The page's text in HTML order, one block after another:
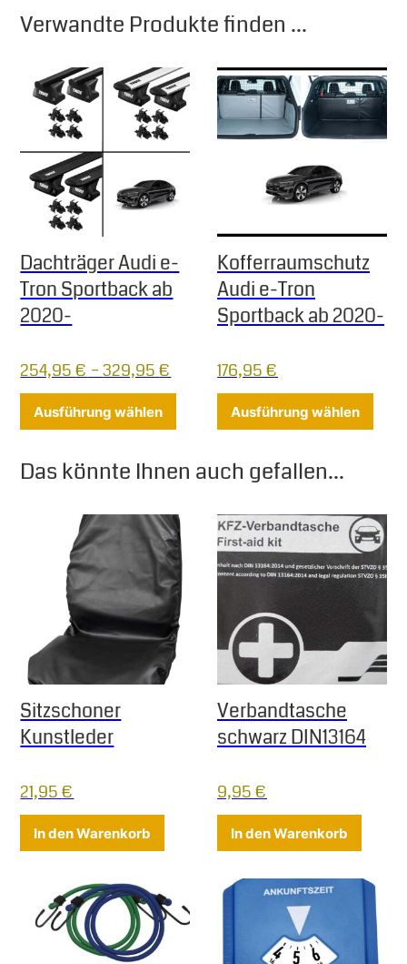
Verwandte Produkte finden ...
Dachträger Audi e-
Tron Sportback ab
2020-
254,95€–329,95€
Ausführung wählen Dieses Produkt weist mehrere
Kofferraumschutz
Audi e-Tron
Sportback ab 2020-
176,95€
Ausführung wählen
Das könnte Ihnen auch gefallen...
Sitzschoner
Kunstleder
21,95€
In den Warenkorb
Verbandtasche
schwarz DIN13164
9,95€
In den Warenkorb